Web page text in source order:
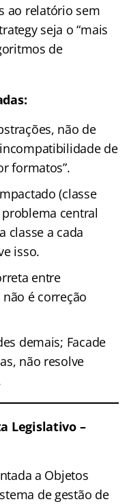
ao relatório sem
seja o “mais
de
não de
de
formatos”.
(classe
central
classe a cada
isso.
entre
é correção
demais; Facade
não resolve
Legislativo –
a Objetos
de gestão de